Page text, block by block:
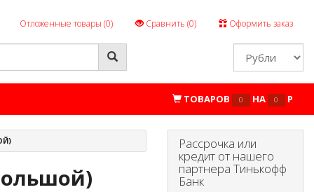
Отложенные товары (0) Сравнить (0) Оформить заказ
ТОВАРОВ 0 НА 0 P
Рассрочка или
кредит от нашего
партнера Тинькофф
Банк